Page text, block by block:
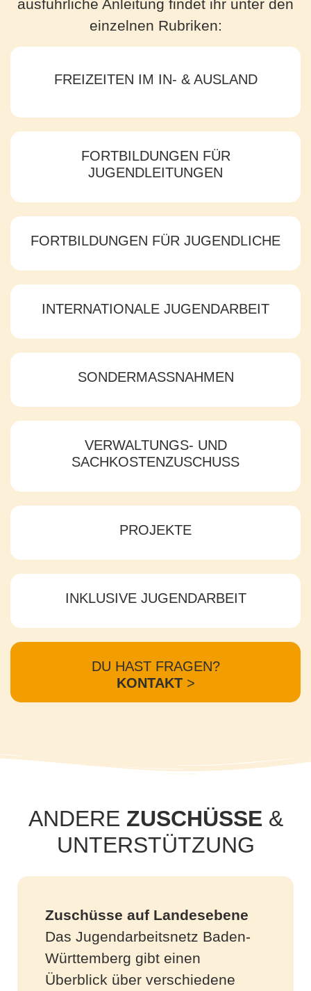
ausführliche Anleitung findet ihr unter den
einzelnen Rubriken:
FREIZEITEN IM IN- & AUSLAND
FORTBILDUNGEN FÜR
JUGENDLEITUNGEN
FORTBILDUNGEN FÜR JUGENDLICHE
INTERNATIONALE JUGENDARBEIT
SONDERMASSNAHMEN
VERWALTUNGS- UND
SACHKOSTENZUSCHUSS
PROJEKTE
INKLUSIVE JUGENDARBEIT
DU HAST FRAGEN?
KONTAKT >
ANDERE ZUSCHÜSSE &
UNTERSTÜTZUNG
Zuschüsse auf Landesebene
Das Jugendarbeitsnetz Baden-
Württemberg gibt einen
Überblick über verschiedene